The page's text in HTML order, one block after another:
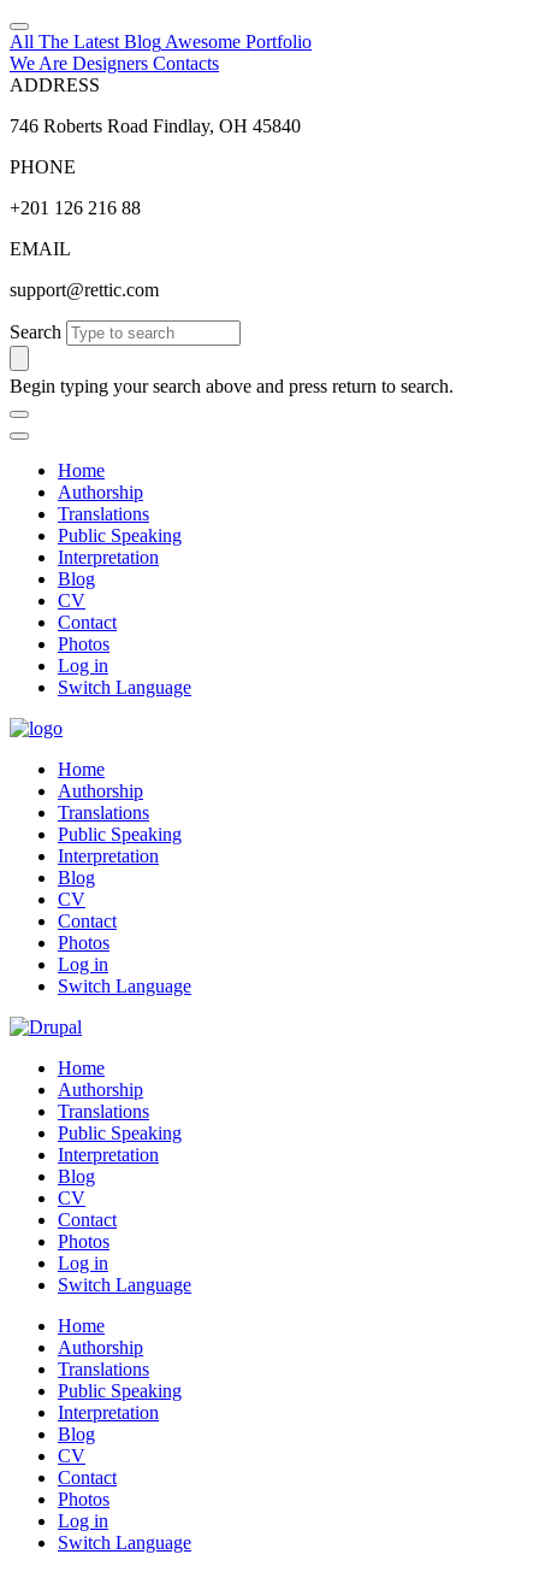
All The Latest Blog Awesome Portfolio
We Are Designers Contacts
ADDRESS
746 Roberts Road Findlay, OH 45840
PHONE
+201 126 216 88
EMAIL
support@rettic.com
Search
Begin typing your search above and press return to search.
Home
Authorship
Translations
Public Speaking
Interpretation
Blog
CV
Contact
Photos
Log in
Switch Language
Home
Authorship
Translations
Public Speaking
Interpretation
Blog
CV
Contact
Photos
Log in
Switch Language
Home
Authorship
Translations
Public Speaking
Interpretation
Blog
CV
Contact
Photos
Log in
Switch Language
Home
Authorship
Translations
Public Speaking
Interpretation
Blog
CV
Contact
Photos
Log in
Switch Language